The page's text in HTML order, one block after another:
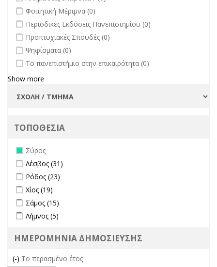
undefined
Φοιτητική Μέριμνα (0)
undefined
Περιοδικές Εκδόσεις Πανεπιστημίου (0)
undefined
Προπτυχιακές Σπουδές (0)
undefined
Ψηφίσματα (0)
undefined
Το πανεπιστήμιο στην επικαιρότητα (0)
Show more
ΤΟΠΟΘΕΣΙΑ
Remove Σύρος filter
Σύρος
Apply Λέσβος filter
Λέσβος (31)
Apply Ρόδος filter
Ρόδος (23)
Apply Χίος filter
Χίος (19)
Apply Σάμος filter
Σάμος (15)
Apply Λήμνος filter
Λήμνος (5)
ΗΜΕΡΟΜΗΝΙΑ ΔΗΜΟΣΙΕΥΣΗΣ
(-) Remove Το περασμένο έτος filter
Το περασμένο έτος